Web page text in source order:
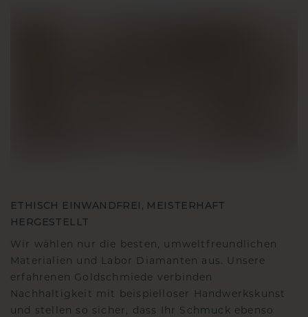
ETHISCH EINWANDFREI, MEISTERHAFT
HERGESTELLT
Wir wählen nur die besten, umweltfreundlichen
Materialien und Labor Diamanten aus. Unsere
erfahrenen Goldschmiede verbinden
Nachhaltigkeit mit beispielloser Handwerkskunst
und stellen so sicher, dass Ihr Schmuck ebenso